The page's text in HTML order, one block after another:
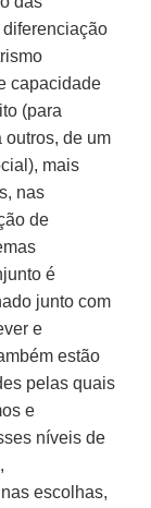
capacidade
(para
outros, de um
mais
nas
de
é
junto com
e
estão
pelas quais
e
níveis de
escolhas,